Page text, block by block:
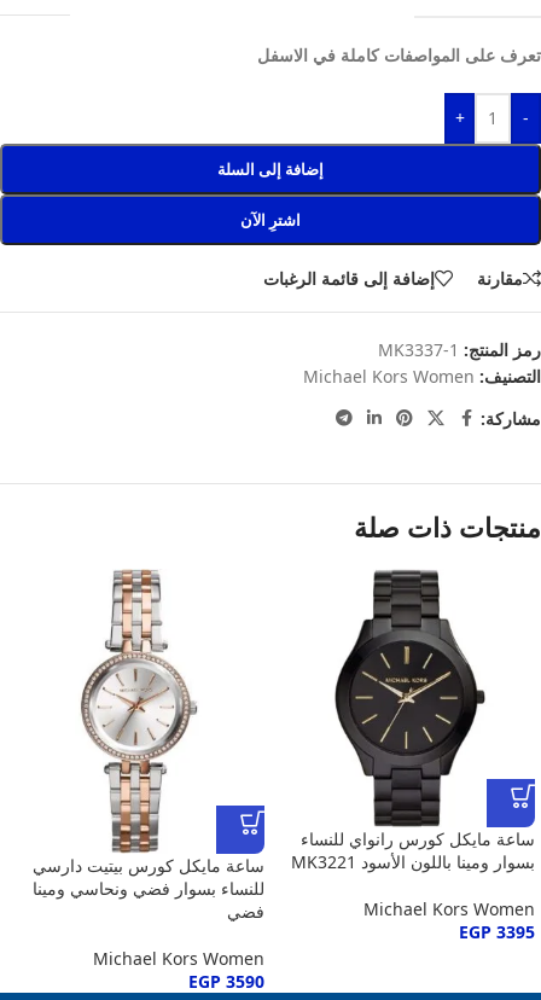
تعرف على المواصفات كاملة في الاسفل
-
+
إضافة إلى السلة
اشترِ الآن
مقارنة إضافة إلى قائمة الرغبات
رمز المنتج: MK3337-1
التصنيف: Michael Kors Women
مشاركة:
منتجات ذات صلة
ساعة مايكل كورس رانواي للنساء
بسوار ومينا باللون الأسود MK3221
Michael Kors Women
EGP 3395
ساعة مايكل كورس بيتيت دارسي
للنساء بسوار فضي ونحاسي ومينا
فضي
Michael Kors Women
EGP 3590